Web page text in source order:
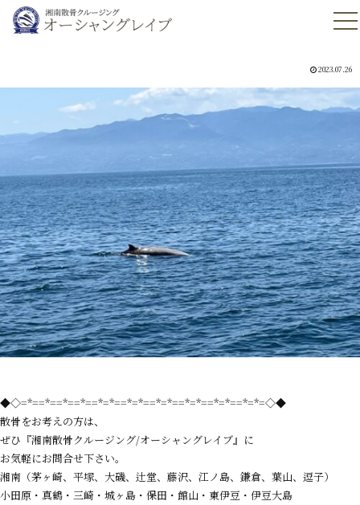
2023.07.26
◆◇=*==*==*==*==*=*==*=*==*=*==*=*==*=*==*=*=◇◆
散骨をお考えの方は、
ぜひ『湘南散骨クルージング/オーシャングレイブ』に
お気軽にお問合せ下さい。
湘南（茅ヶ崎、平塚、大磯、辻堂、藤沢、江ノ島、鎌倉、葉山、逗子）
小田原・真鶴・三崎・城ヶ島・保田・館山・東伊豆・伊豆大島